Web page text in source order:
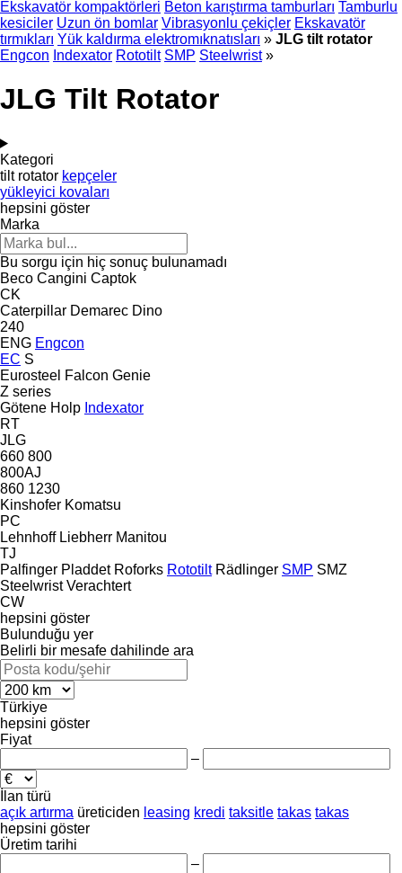
Ekskavatör kompaktörleri Beton karıştırma tamburları Tamburlu
kesiciler Uzun ön bomlar Vibrasyonlu çekiçler Ekskavatör
tırmıkları Yük kaldırma elektromıknatısları » JLG tilt rotator
Engcon Indexator Rototilt SMP Steelwrist »
JLG Tilt Rotator
Kategori
tilt rotator kepçeler
yükleyici kovaları
hepsini göster
Marka
Bu sorgu için hiç sonuç bulunamadı
Beco Cangini Captok
CK
Caterpillar Demarec Dino
240
ENG Engcon
EC S
Eurosteel Falcon Genie
Z series
Götene Holp Indexator
RT
JLG
660 800
800AJ
860 1230
Kinshofer Komatsu
PC
Lehnhoff Liebherr Manitou
TJ
Palfinger Pladdet Roforks Rototilt Rädlinger SMP SMZ
Steelwrist Verachtert
CW
hepsini göster
Bulunduğu yer
Belirli bir mesafe dahilinde ara
Türkiye
hepsini göster
Fiyat
–
İlan türü
açık artırma üreticiden leasing kredi taksitle takas takas
hepsini göster
Üretim tarihi
–